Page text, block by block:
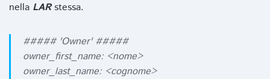
nella LARstessa.
##### 'Owner' #####
owner_first_name: <nome>
owner_last_name: <cognome>